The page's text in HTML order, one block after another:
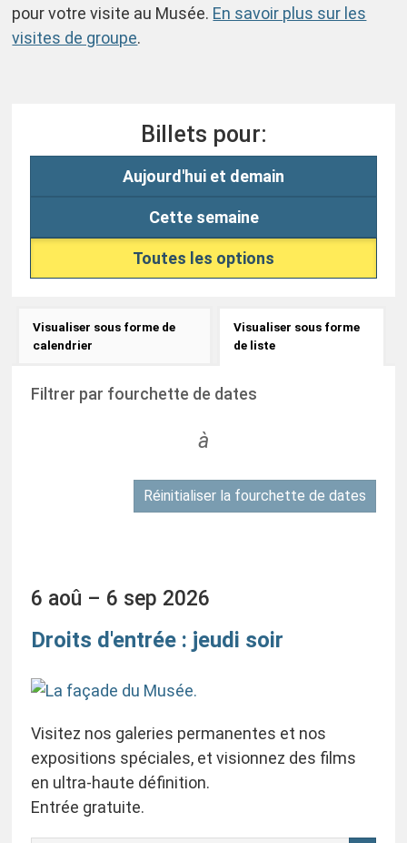
pour votre visite au Musée. En savoir plus sur les
visites de groupe.
Billets pour:
Aujourd'hui et demain
Cette semaine
Toutes les options
Modifier
l'affichage
des
Visualiser sous forme de
calendrier
Visualiser sous forme
de liste
Affichage
Filtrer par fourchette de dates
à
Réinitialiser la fourchette de dates
6 aoû – 6 sep 2026
Droits d'entrée : jeudi soir
Visitez nos galeries permanentes et nos
expositions spéciales, et visionnez des films
en ultra-haute définition.
Entrée gratuite.